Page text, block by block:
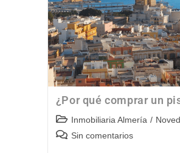
¿Por qué comprar un
Inmobiliaria Almería /
Sin comentarios